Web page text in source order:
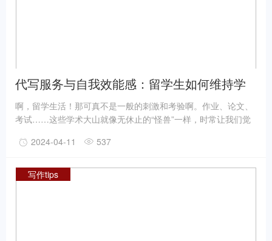
代写服务与自我效能感：留学生如何维持学
习动力
啊，留学生活！那可真不是一般的刺激和考验啊。作业、论文、
考试……这些学术大山就像无休止的“怪兽”一样，时常让我们觉
同潮水般汹涌而来时，你是否也曾感到自己的大脑仿佛被“冻
留学生活中其实是非常普遍的。毕竟，我们不仅要面对全新的学
2024-04-11 537
写作tips